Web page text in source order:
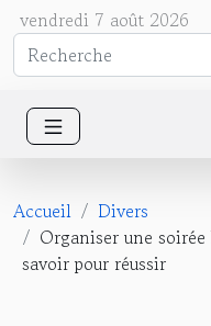
vendredi 7 août 2026
Accueil
Divers
Organiser une
savoir pour réussir